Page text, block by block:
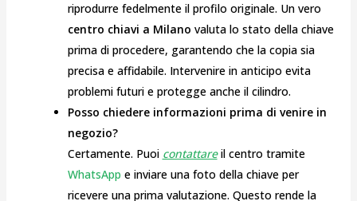
riprodurre fedelmente il profilo originale. Un vero
centro chiavi a Milano valuta lo stato della chiave
prima di procedere, garantendo che la copia sia
precisa e affidabile. Intervenire in anticipo evita
problemi futuri e protegge anche il cilindro.
Posso chiedere informazioni prima di venire in
negozio?
Certamente. Puoi contattareil centro tramite
WhatsApp e inviare una foto della chiave per
ricevere una prima valutazione. Questo rende la